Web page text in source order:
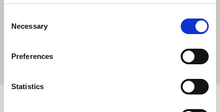
Selection
Necessary
Preferences
Statistics
soirée tranquille.